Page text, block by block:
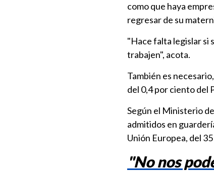
como que haya
regresar de su
"Hace falta legislar si
trabajen", acota.
También es
del 0,4 por ciento del
Según el Ministerio
admitidos en
Unión Europea, del
"No nos